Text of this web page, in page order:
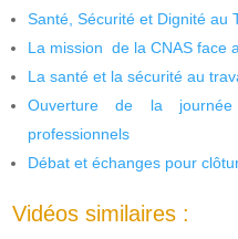
Santé, Sécurité et Dignité au
La mission de la CNAS face
La santé et la sécurité au
Ouverture de la
professionnels
Débat et échanges pour
Vidéos similaires :